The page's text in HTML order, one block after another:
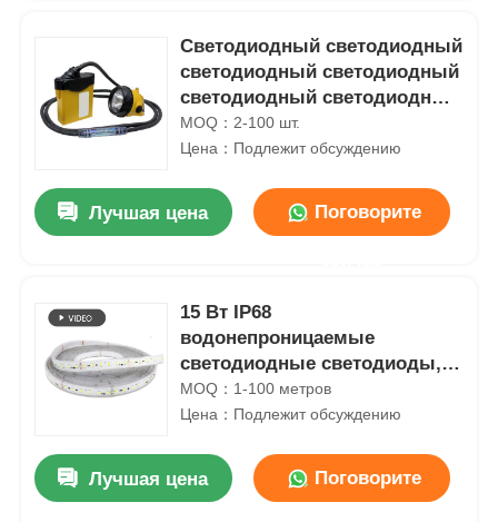
Светодиодный светодиодный
светодиодный светодиодный
светодиодный светодиодный
светодиод
MOQ：2-100 шт.
Цена：Подлежит обсуждению
Лучшая цена Поговорите
15 Вт IP68
водонепроницаемые
светодиодные светодиоды,
1100 ЛМ светодиодные
светодиодные светодиодные
светодиодные светодиоды
MOQ：1-100 метров
Цена：Подлежит обсуждению
Лучшая цена Поговорите